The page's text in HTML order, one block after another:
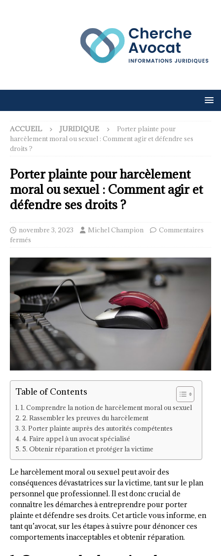
ACCUEIL JURIDIQUE
Porter plainte pour
harcèlement moral ou sexuel : Comment agir et défendre ses
droits ?
Porter plainte pour harcèlement
moral ou sexuel : Comment agir et
défendre ses droits ?
novembre 3, 2023 Michel Champion
Commentaires
fermés
Table of Contents
1. Comprendre la notion de harcèlement moral ou sexuel
2. Rassembler les preuves du harcèlement
3. Porter plainte auprès des autorités compétentes
4. Faire appel à un avocat spécialisé
5. Obtenir réparation et protéger la victime
Le harcèlement moral ou sexuel peut avoir des
conséquences dévastatrices sur la victime, tant sur le plan
personnel que professionnel. Il est donc crucial de
connaître les démarches à entreprendre pour porter
plainte et défendre ses droits. Cet article vous informe, en
tant qu’avocat, sur les étapes à suivre pour dénoncer ces
comportements inacceptables et obtenir réparation.